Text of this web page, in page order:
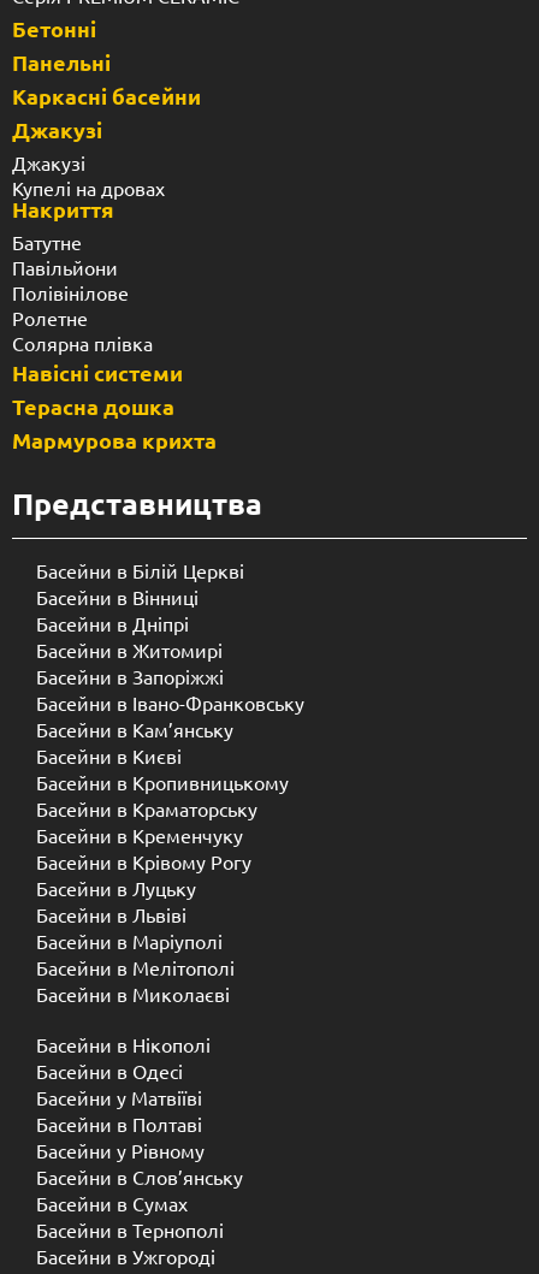
Бетонні
Панельні
Каркасні басейни
Джакузі
Джакузі
Купелі на дровах
Накриття
Батутне
Павільйони
Полівінілове
Ролетне
Солярна плівка
Навісні системи
Терасна дошка
Мармурова крихта
Представництва
Басейни в Білій Церкві
Басейни в Вінниці
Басейни в Дніпрі
Басейни в Житомирі
Басейни в Запоріжжі
Басейни в Івано-Франковську
Басейни в Кам’янську
Басейни в Києві
Басейни в Кропивницькому
Басейни в Краматорську
Басейни в Кременчуку
Басейни в Крівому Рогу
Басейни в Луцьку
Басейни в Львіві
Басейни в Маріуполі
Басейни в Мелітополі
Басейни в Миколаєві
Басейни в Нікополі
Басейни в Одесі
Басейни у Матвіїві
Басейни в Полтаві
Басейни у ​​Рівному
Басейни в Слов’янську
Басейни в Сумах
Басейни в Тернополі
Басейни в Ужгороді